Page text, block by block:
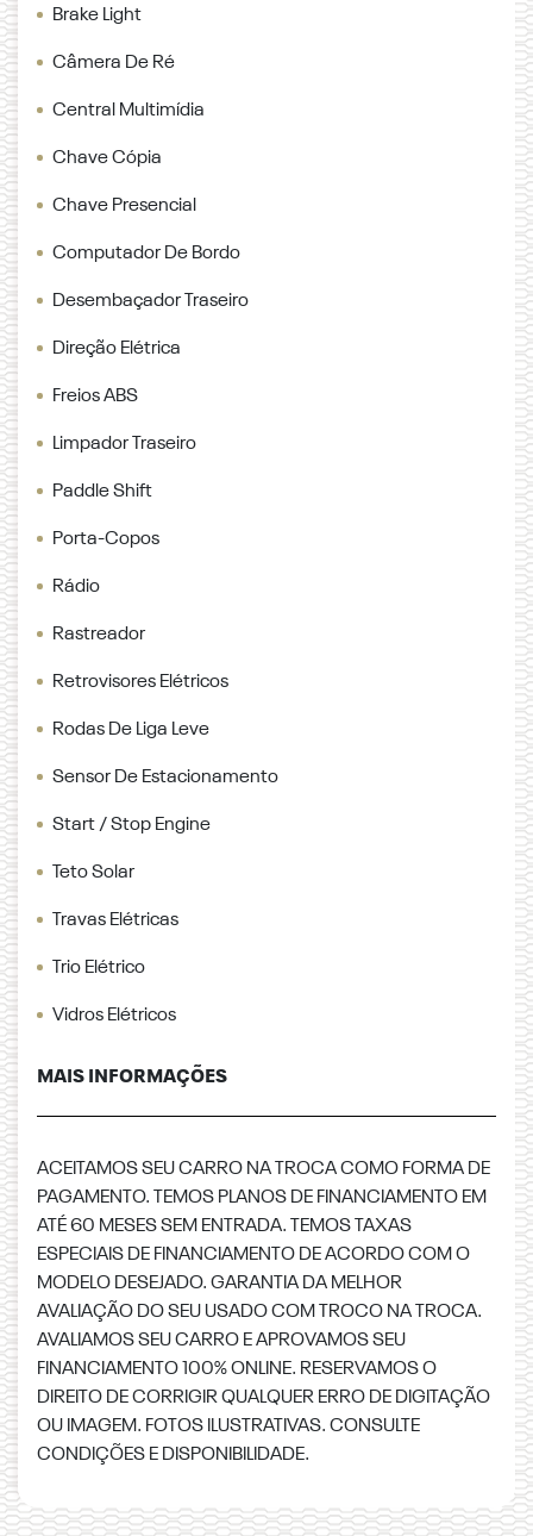
Brake Light
Câmera De Ré
Central Multimídia
Chave Cópia
Chave Presencial
Computador De Bordo
Desembaçador Traseiro
Direção Elétrica
Freios ABS
Limpador Traseiro
Paddle Shift
Porta-Copos
Rádio
Rastreador
Retrovisores Elétricos
Rodas De Liga Leve
Sensor De Estacionamento
Start / Stop Engine
Teto Solar
Travas Elétricas
Trio Elétrico
Vidros Elétricos
MAIS INFORMAÇÕES
ACEITAMOS SEU CARRO NA TROCA COMO FORMA DE
PAGAMENTO. TEMOS PLANOS DE FINANCIAMENTO EM
ATÉ 60 MESES SEM ENTRADA. TEMOS TAXAS
ESPECIAIS DE FINANCIAMENTO DE ACORDO COM O
MODELO DESEJADO. GARANTIA DA MELHOR
AVALIAÇÃO DO SEU USADO COM TROCO NA TROCA.
AVALIAMOS SEU CARRO E APROVAMOS SEU
FINANCIAMENTO 100% ONLINE. RESERVAMOS O
DIREITO DE CORRIGIR QUALQUER ERRO DE DIGITAÇÃO
OU IMAGEM. FOTOS ILUSTRATIVAS. CONSULTE
CONDIÇÕES E DISPONIBILIDADE.